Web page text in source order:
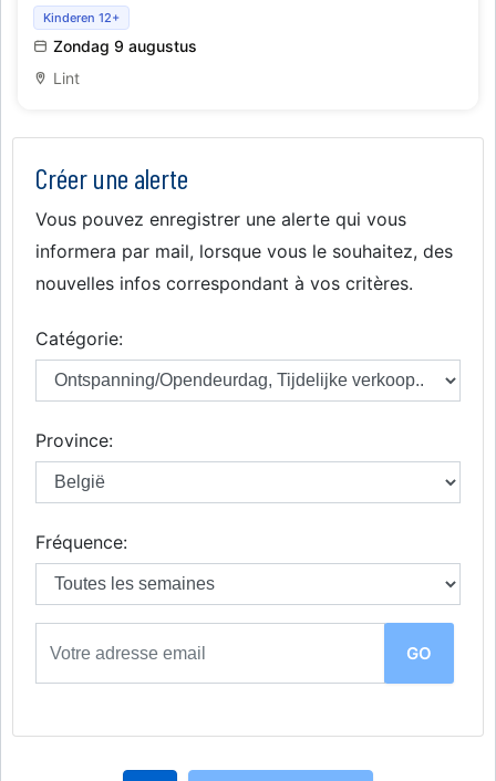
Moederdagverkoop in Lint
Kinderen 12+
Zondag 9 augustus
Lint
Créer une alerte
Vous pouvez enregistrer une alerte qui vous
informera par mail, lorsque vous le souhaitez, des
nouvelles infos correspondant à vos critères.
Catégorie:
Province:
Fréquence: